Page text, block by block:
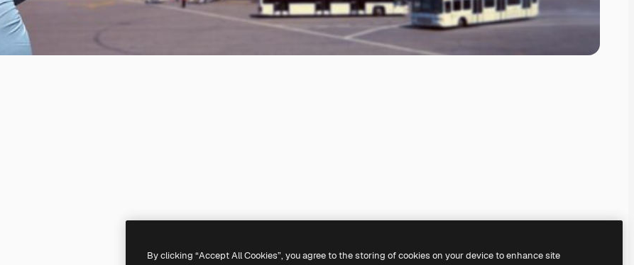
By clicking “Accept All Cookies”, you agree to the storing of cookies on your device to enhance site